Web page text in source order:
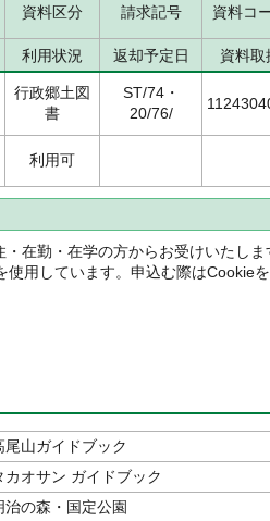
資料区分 請求記号 資料コ
利用状況 返却予定日 資料取
行政郷土図
書
ST/74・
20/76/
利用可
・在勤・在学の方からお受けいたしま
使用しています。申込む際はCookie
尾山ガイドブック
カオサン ガイドブック
治の森・国定公園